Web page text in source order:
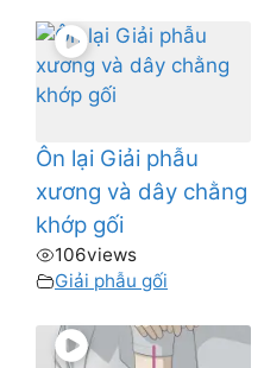
Ôn lại Giải phẫu
xương và dây chằng
khớp gối
106views
Giải phẫu gối